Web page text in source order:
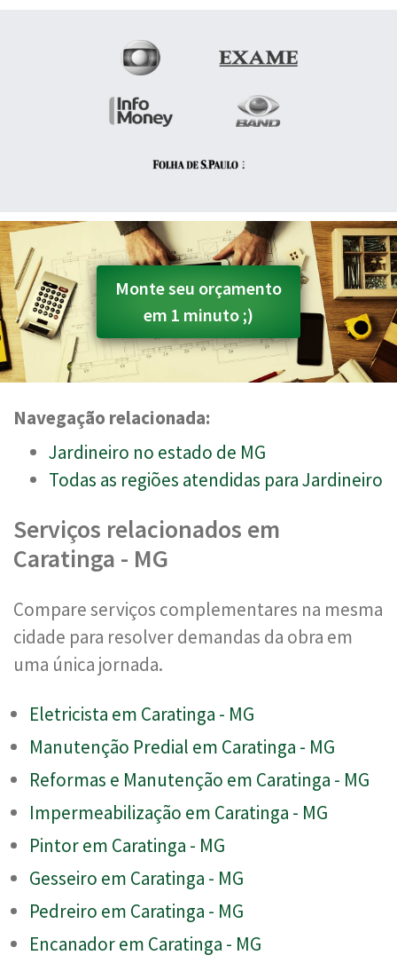
Monte seu orçamento
em 1 minuto ;)
Navegação relacionada:
Jardineiro no estado de MG
Todas as regiões atendidas para Jardineiro
Serviços relacionados em
Caratinga - MG
Compare serviços complementares na mesma
cidade para resolver demandas da obra em
uma única jornada.
Eletricista em Caratinga - MG
Manutenção Predial em Caratinga - MG
Reformas e Manutenção em Caratinga - MG
Impermeabilização em Caratinga - MG
Pintor em Caratinga - MG
Gesseiro em Caratinga - MG
Pedreiro em Caratinga - MG
Encanador em Caratinga - MG